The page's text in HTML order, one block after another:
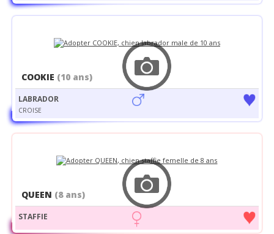
COOKIE (10 ans)
LABRADOR
CROISE
QUEEN (8 ans)
STAFFIE